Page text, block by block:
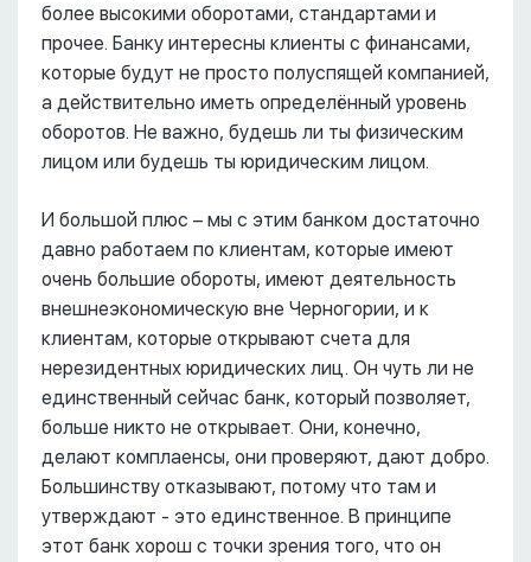
более высокими оборотами, стандартами и
прочее. Банку интересны клиенты с финансами,
которые будут не просто полуспящей компанией,
а действительно иметь определённый уровень
оборотов. Не важно, будешь ли ты физическим
лицом или будешь ты юридическим лицом.
И большой плюс – мы с этим банком достаточно
давно работаем по клиентам, которые имеют
очень большие обороты, имеют деятельность
внешнеэкономическую вне Черногории, и к
клиентам, которые открывают счета для
нерезидентных юридических лиц. Он чуть ли не
единственный сейчас банк, который позволяет,
больше никто не открывает. Они, конечно,
делают комплаенсы, они проверяют, дают добро.
Большинству отказывают, потому что там и
утверждают - это единственное. В принципе
этот банк хорош с точки зрения того, что он